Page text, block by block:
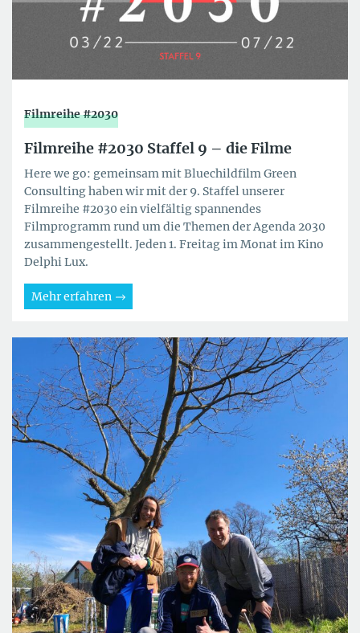
Filmreihe #2030
Filmreihe #2030 Staffel 9 – die Filme
Here we go: gemeinsam mit Bluechildfilm Green
Consulting haben wir mit der 9. Staffel unserer
Filmreihe #2030 ein vielfältig spannendes
Filmprogramm rund um die Themen der Agenda 2030
zusammengestellt. Jeden 1. Freitag im Monat im Kino
Delphi Lux.
Mehr erfahren